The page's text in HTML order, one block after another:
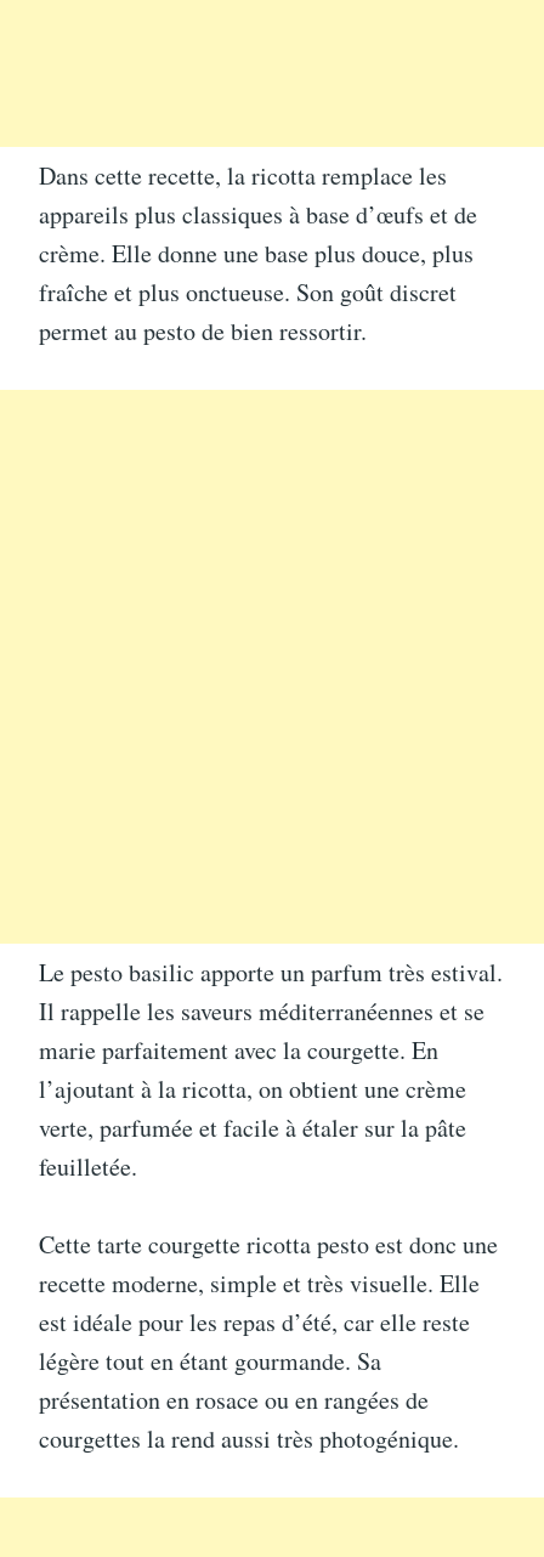
Dans cette recette, la ricotta remplace les
appareils plus classiques à base d’œufs et de
crème. Elle donne une base plus douce, plus
fraîche et plus onctueuse. Son goût discret
permet au pesto de bien ressortir.
Le pesto basilic apporte un parfum très estival.
Il rappelle les saveurs méditerranéennes et se
marie parfaitement avec la courgette. En
l’ajoutant à la ricotta, on obtient une crème
verte, parfumée et facile à étaler sur la pâte
feuilletée.
Cette tarte courgette ricotta pesto est donc une
recette moderne, simple et très visuelle. Elle
est idéale pour les repas d’été, car elle reste
légère tout en étant gourmande. Sa
présentation en rosace ou en rangées de
courgettes la rend aussi très photogénique.